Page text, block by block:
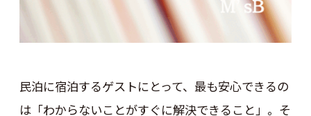
民泊に宿泊するゲストにとって、最も安心できるの
は「わからないことがすぐに解決できること」。そ